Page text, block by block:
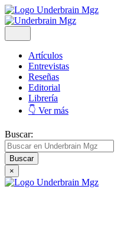
Artículos
Entrevistas
Reseñas
Editorial
Librería
👇 Ver más
Buscar:
×